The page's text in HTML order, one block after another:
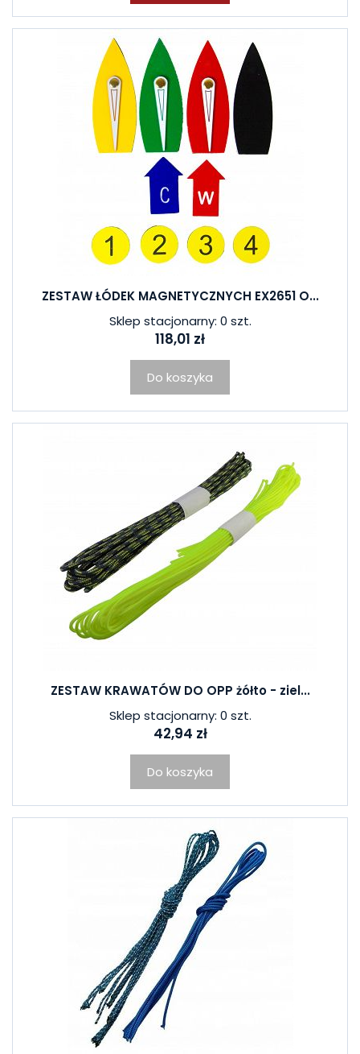
ZESTAW ŁÓDEK MAGNETYCZNYCH EX2651 O...
Sklep stacjonarny: 0 szt.
118,01 zł
Do koszyka
ZESTAW KRAWATÓW DO OPP żółto - ziel...
Sklep stacjonarny: 0 szt.
42,94 zł
Do koszyka